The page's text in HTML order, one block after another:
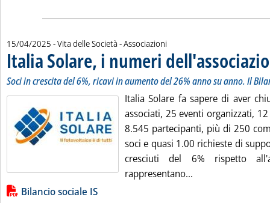
15/04/2025 - Vita delle Società - Associazioni
Italia Solare, i numeri
Soci in crescita del 6%, ricavi in aumento del 26% anno su anno. Il
Italia Solare fa sapere di aver
associati, 25 eventi organizzati,
8.545 partecipanti, più di 250
soci e quasi 1.00 richieste di
cresciuti del 6% rispetto
rappresentano...
Lista allegati PDF alla notizia
Bilancio sociale IS